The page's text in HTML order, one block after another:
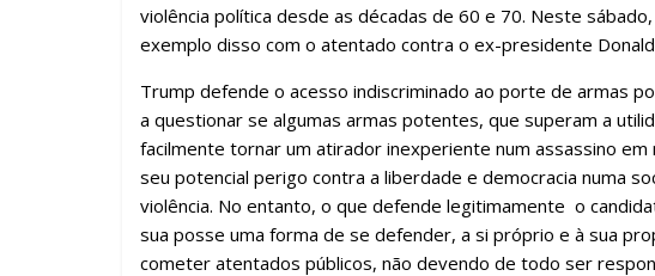
violência política desde as décadas de 60 e 70. Neste
exemplo disso com o atentado contra o ex-presidente
Trump defende o acesso indiscriminado ao porte de armas
a questionar se algumas armas potentes, que superam a
facilmente tornar um atirador inexperiente num assassino
seu potencial perigo contra a liberdade e democracia numa
violência. No entanto, o que defende legitimamente o
sua posse uma forma de se defender, a si próprio e à sua
cometer atentados públicos, não devendo de todo ser